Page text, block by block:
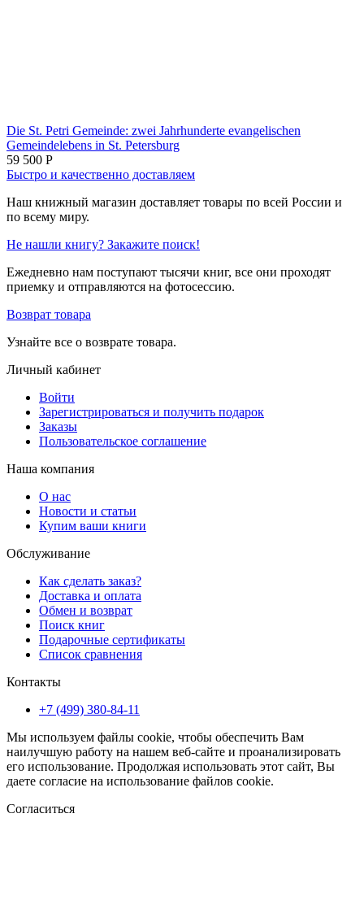
Die St. Petri Gemeinde: zwei Jahrhunderte evangelischen
Gemeindelebens in St. Petersburg
59 500 Р
Быстро и качественно доставляем
Наш книжный магазин доставляет товары по всей России и
по всему миру.
Не нашли книгу? Закажите поиск!
Ежедневно нам поступают тысячи книг, все они проходят
приемку и отправляются на фотосессию.
Возврат товара
Узнайте все о возврате товара.
Личный кабинет
Войти
Зарегистрироваться и получить подарок
Заказы
Пользовательское соглашение
Наша компания
О нас
Новости и статьи
Купим ваши книги
Обслуживание
Как сделать заказ?
Доставка и оплата
Обмен и возврат
Поиск книг
Подарочные сертификаты
Список сравнения
Контакты
+7 (499) 380-84-11
Мы используем файлы cookie, чтобы обеспечить Вам
наилучшую работу на нашем веб-сайте и проанализировать
его использование. Продолжая использовать этот сайт, Вы
даете согласие на использование файлов cookie.
Согласиться